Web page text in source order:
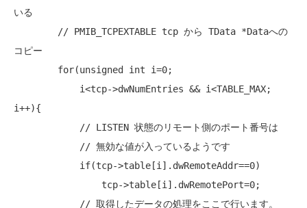
いる
// PMIB_TCPEXTABLE tcp から TData *Dataへの
コピー
for(unsigned int i=0;
i++){
// LISTEN 状態のリモート側のポート番号は
// 無効な値が入っているようです
if(tcp->table[i].dwRemoteAddr==0)
// 取得したデータの処理をここで行います。